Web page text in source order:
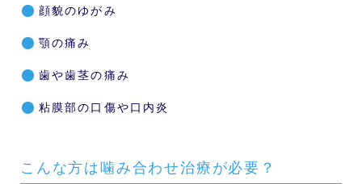
顔貌のゆがみ
顎の痛み
歯や歯茎の痛み
粘膜部の口傷や口内炎
こんな方は噛み合わせ治療が必要？